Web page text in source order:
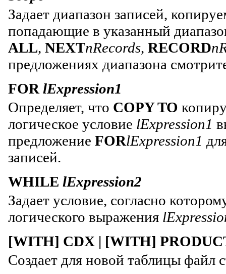
Задает диапазон записей,
попадающие в указанный
ALL, NEXTnRecords, RECORD
предложениях диапазона
FOR lExpression1
Определяет, что COPY TO
логическое условие lExpression1
предложение FORlExpression1
записей.
WHILE lExpression2
Задает условие, согласно
логического выражения
[WITH] CDX | [WITH]
Создает для новой таблицы файл